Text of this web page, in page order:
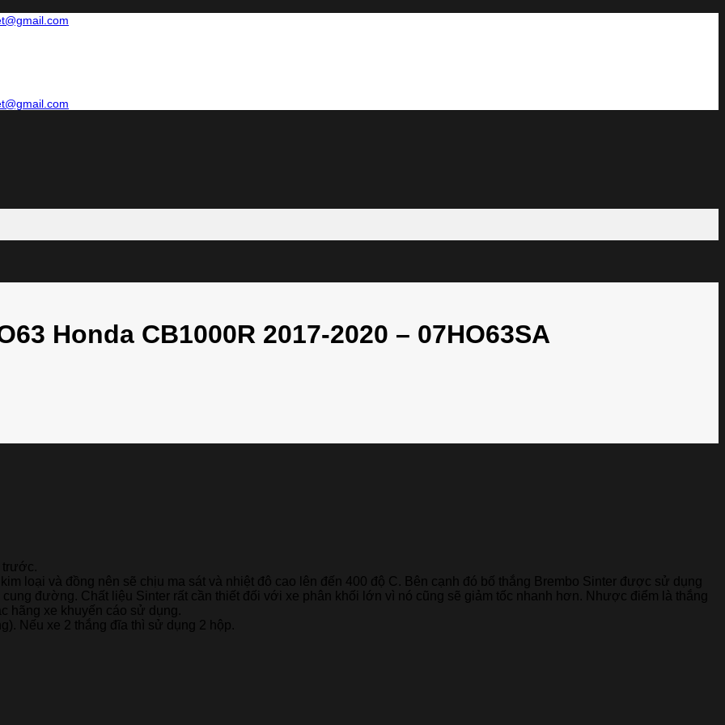
Honda CB1000R 2017-2020 – 07HO63SA
trước.
loại và đồng nên sẽ chịu ma sát và nhiệt đô cao lên đến 400 độ C. Bên cạnh đó bố thắng Brembo Sinter được sử dụng
đường. Chất liệu Sinter rất cần thiết đối với xe phân khối lớn vì nó cũng sẽ giảm tốc nhanh hơn. Nhược điểm là thắng
hãng xe khuyến cáo sử dụng.
Nếu xe 2 thắng đĩa thì sử dụng 2 hộp.